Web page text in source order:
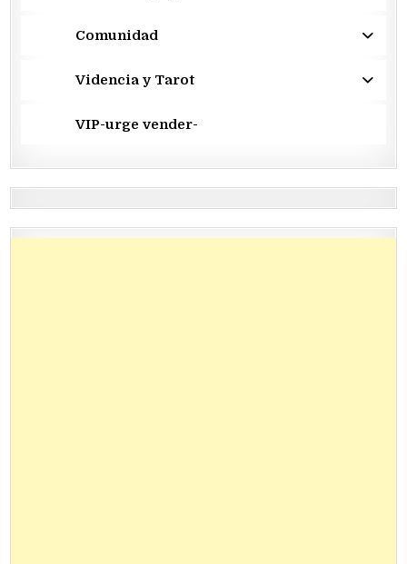
Comunidad
Videncia y Tarot
VIP-urge vender-